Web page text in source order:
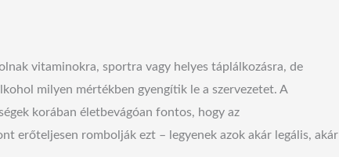
vitaminokra, sportra vagy helyes táplálkozásra, de
milyen mértékben gyengítik le a szervezetet. A
korában életbevágóan fontos, hogy az
erőteljesen rombolják ezt – legyenek azok akár legális, akár